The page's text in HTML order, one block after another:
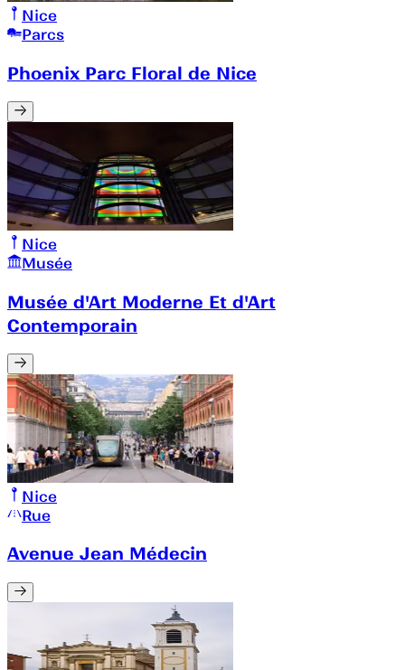
Nice
Parcs
Phoenix Parc Floral de Nice
Nice
Musée
Musée d'Art Moderne Et d'Art
Contemporain
Nice
Rue
Avenue Jean Médecin